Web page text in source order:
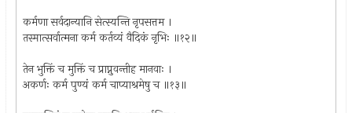
कर्मणा सर्वदान्यानि सेत्स्यन्ति नृपसत्तम ।
तस्मात्सर्वात्मना कर्म कर्तव्यं वैदिकं नृभिः ॥१२॥
तेन भुक्तिं च मुक्तिं च प्राप्नुवन्तीह मानवाः ।
अकर्णः कर्म पुण्यं कर्म चाप्याश्रमेषु च ॥१३॥